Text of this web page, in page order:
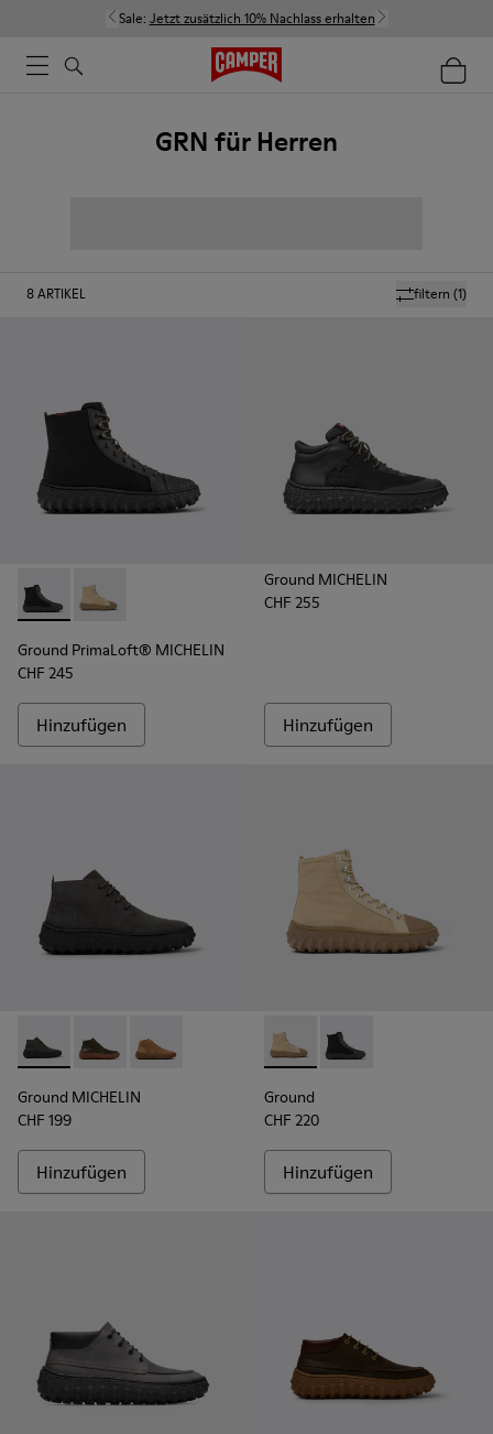
Sale: Jetzt zusätzlich 10% Nachlass erhalten
GRN für Herren
filtern (1)
8ARTIKEL
Ground PrimaLoft® MICHELIN - K300405-011 - Schwarze
Ground PrimaLoft® MICHELIN - K300405-010 -
Ground PrimaLoft® MICHELIN
CHF 245
Hinzufügen
Ground MICHELIN
CHF 255
Hinzufügen
Ground MICHELIN - K300330-006 - Dunkelgraue
Ground MICHELIN - K300330-020 - Grüne
Ground MICHELIN - K300330-019 - Braune
Ground MICHELIN
CHF 199
Hinzufügen
Ground - K300405-010 -
Ground - K300405-
Ground
CHF 220
Hinzufügen